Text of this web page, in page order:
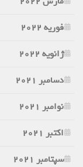
فوریه 2022
ژانویه 2022
دسامبر 2021
نوامبر 2021
اکتبر 2021
سپتامبر 2021